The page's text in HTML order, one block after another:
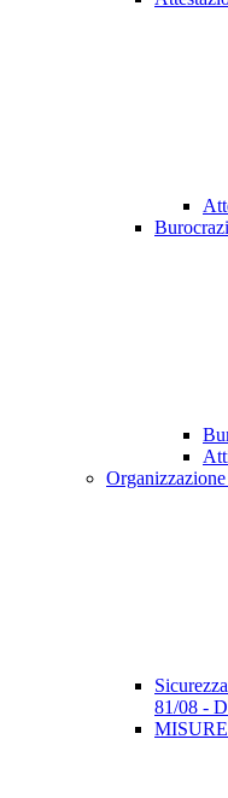
Organizzazione
81/08 -